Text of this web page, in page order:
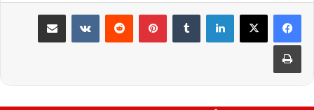
لينكدإن بينتيريست مشاركة عبر البريد
طباعة